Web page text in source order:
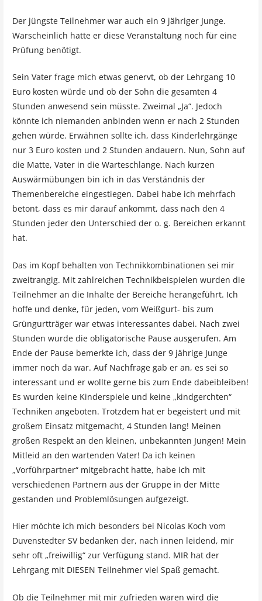
Der jüngste Teilnehmer war auch ein 9 jähriger Junge.
Warscheinlich hatte er diese Veranstaltung noch für eine
Prüfung benötigt.
Sein Vater frage mich etwas genervt, ob der Lehrgang 10
Euro kosten würde und ob der Sohn die gesamten 4
Stunden anwesend sein müsste. Zweimal „Ja“. Jedoch
könnte ich niemanden anbinden wenn er nach 2 Stunden
gehen würde. Erwähnen sollte ich, dass Kinderlehrgänge
nur 3 Euro kosten und 2 Stunden andauern. Nun, Sohn auf
die Matte, Vater in die Warteschlange. Nach kurzen
Auswärmübungen bin ich in das Verständnis der
Themenbereiche eingestiegen. Dabei habe ich mehrfach
betont, dass es mir darauf ankommt, dass nach den 4
Stunden jeder den Unterschied der o. g. Bereichen erkannt
hat.
Das im Kopf behalten von Technikkombinationen sei mir
zweitrangig. Mit zahlreichen Technikbeispielen wurden die
Teilnehmer an die Inhalte der Bereiche herangeführt. Ich
hoffe und denke, für jeden, vom Weißgurt- bis zum
Grüngurtträger war etwas interessantes dabei. Nach zwei
Stunden wurde die obligatorische Pause ausgerufen. Am
Ende der Pause bemerkte ich, dass der 9 jährige Junge
immer noch da war. Auf Nachfrage gab er an, es sei so
interessant und er wollte gerne bis zum Ende dabeibleiben!
Es wurden keine Kinderspiele und keine „kindgerchten“
Techniken angeboten. Trotzdem hat er begeistert und mit
großem Einsatz mitgemacht, 4 Stunden lang! Meinen
großen Respekt an den kleinen, unbekannten Jungen! Mein
Mitleid an den wartenden Vater! Da ich keinen
„Vorführpartner“ mitgebracht hatte, habe ich mit
verschiedenen Partnern aus der Gruppe in der Mitte
gestanden und Problemlösungen aufgezeigt.
Hier möchte ich mich besonders bei Nicolas Koch vom
Duvenstedter SV bedanken der, nach innen leidend, mir
sehr oft „freiwillig“ zur Verfügung stand. MIR hat der
Lehrgang mit DIESEN Teilnehmer viel Spaß gemacht.
Ob die Teilnehmer mit mir zufrieden waren wird die